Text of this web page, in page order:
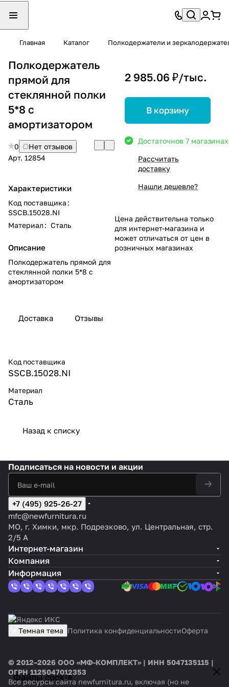
Главная Каталог Полкодержатели и
Полкодержатель
прямой для
стеклянной полки
5*8 с
амортизатором
0
Нет отзывов
Арт. 12854
Характеристики
Код поставщика :
SSCB.15028.NI
Материал : Сталь
Описание
Полкодержатель прямой для
стеклянной полки 5*8 с
амортизатором
2 985.06 ₽/тыс.
В корзину
Достаточнов 7 магазинах
Рассчитать
доставку
Нашли дешевле?
Цена действительна только
для интернет-магазина и
может отличаться от цен в
розничных магазинах
Доставка Отзывы
Код поставщика
SSCB.15028.NI
Материал
Сталь
Назад к списку
Файлы cookie
Подписаться на новости и акции
+7 (495) 925-26-27
mfc@newfurnitura.ru
МО, г. Химки, мкр. Подрезково, ул. Центральная, стр.
2/5 А
Интернет-магазин
Компания
Информация
Темная тема Политика конфиденциальностиОферта
© 2012–2026 ООО «МФ-КОМПЛЕКТ» | ИНН 5047135115 |
ОГРН 1125047012353
Все ресурсы сайта newfurnitura.ru, включая (но не